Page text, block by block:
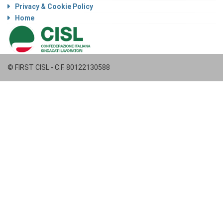
Privacy & Cookie Policy
Home
© FIRST CISL - C.F. 80122130588